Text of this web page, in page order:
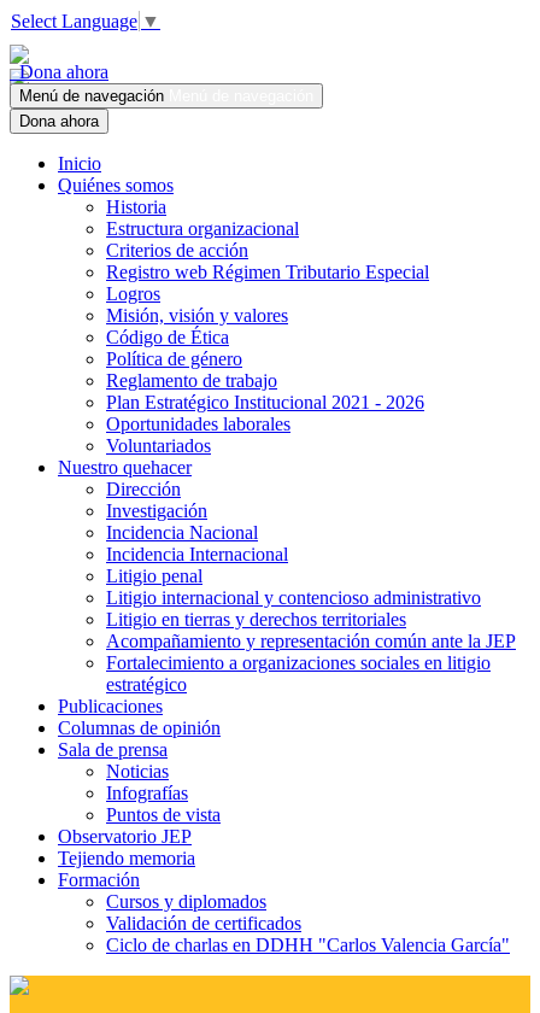
Select Language ▼
Dona ahora
Menú de navegación
Dona ahora
Inicio
Quiénes somos
Historia
Estructura organizacional
Criterios de acción
Registro web Régimen Tributario Especial
Logros
Misión, visión y valores
Código de Ética
Política de género
Reglamento de trabajo
Plan Estratégico Institucional 2021 - 2026
Oportunidades laborales
Voluntariados
Nuestro quehacer
Dirección
Investigación
Incidencia Nacional
Incidencia Internacional
Litigio penal
Litigio internacional y contencioso administrativo
Litigio en tierras y derechos territoriales
Acompañamiento y representación común ante la JEP
Fortalecimiento a organizaciones sociales en litigio
estratégico
Publicaciones
Columnas de opinión
Sala de prensa
Noticias
Infografías
Puntos de vista
Observatorio JEP
Tejiendo memoria
Formación
Cursos y diplomados
Validación de certificados
Ciclo de charlas en DDHH "Carlos Valencia García"